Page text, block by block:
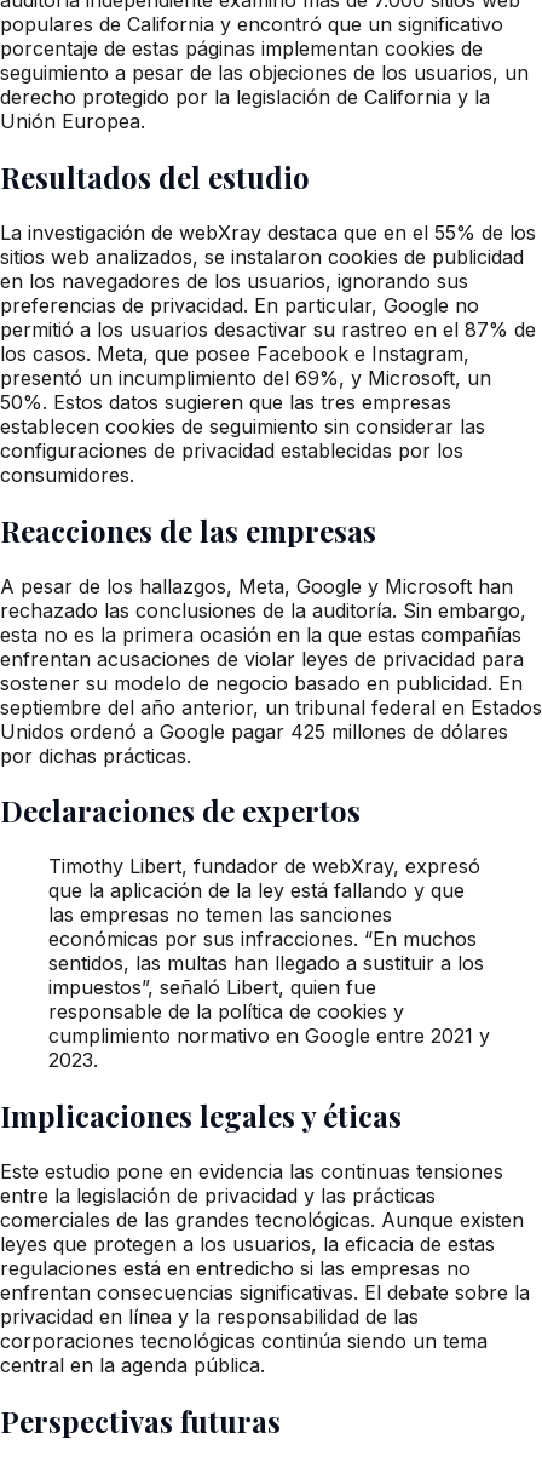
populares de California y encontró que un significativo
porcentaje de estas páginas implementan cookies de
seguimiento a pesar de las objeciones de los usuarios, un
derecho protegido por la legislación de California y la
Unión Europea.
Resultados del estudio
La investigación de webXray destaca que en el 55% de los
sitios web analizados, se instalaron cookies de publicidad
en los navegadores de los usuarios, ignorando sus
preferencias de privacidad. En particular, Google no
permitió a los usuarios desactivar su rastreo en el 87% de
los casos. Meta, que posee Facebook e Instagram,
presentó un incumplimiento del 69%, y Microsoft, un
50%. Estos datos sugieren que las tres empresas
establecen cookies de seguimiento sin considerar las
configuraciones de privacidad establecidas por los
consumidores.
Reacciones de las empresas
A pesar de los hallazgos, Meta, Google y Microsoft han
rechazado las conclusiones de la auditoría. Sin embargo,
esta no es la primera ocasión en la que estas compañías
enfrentan acusaciones de violar leyes de privacidad para
sostener su modelo de negocio basado en publicidad. En
septiembre del año anterior, un tribunal federal en Estados
Unidos ordenó a Google pagar 425 millones de dólares
por dichas prácticas.
Declaraciones de expertos
Timothy Libert, fundador de webXray, expresó
que la aplicación de la ley está fallando y que
las empresas no temen las sanciones
económicas por sus infracciones. “En muchos
sentidos, las multas han llegado a sustituir a los
impuestos”, señaló Libert, quien fue
responsable de la política de cookies y
cumplimiento normativo en Google entre 2021 y
2023.
Implicaciones legales y éticas
Este estudio pone en evidencia las continuas tensiones
entre la legislación de privacidad y las prácticas
comerciales de las grandes tecnológicas. Aunque existen
leyes que protegen a los usuarios, la eficacia de estas
regulaciones está en entredicho si las empresas no
enfrentan consecuencias significativas. El debate sobre la
privacidad en línea y la responsabilidad de las
corporaciones tecnológicas continúa siendo un tema
central en la agenda pública.
Perspectivas futuras